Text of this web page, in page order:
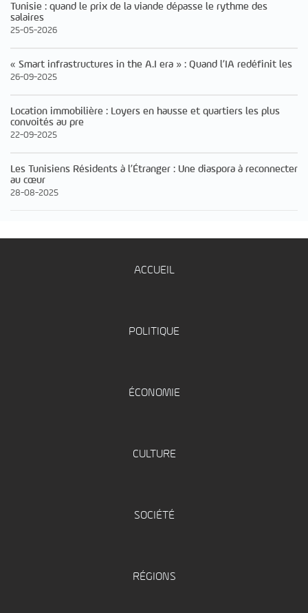
Tunisie : quand le prix de la viande dépasse le rythme des
salaires
25-05-2026
« Smart infrastructures in the A.I era » : Quand l’IA redéfinit les
26-09-2025
Location immobilière : Loyers en hausse et quartiers les plus
convoités au pre
22-09-2025
Les Tunisiens Résidents à l’Étranger : Une diaspora à reconnecter
au cœur
28-08-2025
ACCUEIL
POLITIQUE
ÉCONOMIE
CULTURE
SOCIÉTÉ
RÉGIONS